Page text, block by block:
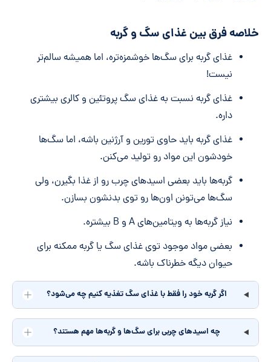
خلاصه فرق بین غذای سگ و گربه
غذای گربه برای سگ‌ها خوشمزه‌تره، اما همیشه سالم‌تر
نیست!
غذای گربه نسبت به غذای سگ پروتئین و کالری بیشتری
داره.
غذای گربه باید حاوی تورین و آرژنین باشه، اما سگ‌ها
خودشون این مواد رو تولید می‌کنن.
گربه‌ها باید بعضی اسیدهای چرب رو از غذا بگیرن، ولی
سگ‌ها می‌تونن اون‌ها رو توی بدنشون بسازن.
نیاز گربه‌ها به ویتامین‌های A و B بیشتره.
بعضی مواد موجود توی غذای سگ یا گربه ممکنه برای
حیوان دیگه خطرناک باشه.
اگر گربه خود را فقط با غذای سگ تغذیه کنیم چه می‌شود؟
چه اسیدهای چربی برای سگ‌ها و گربه‌ها مهم هستند؟